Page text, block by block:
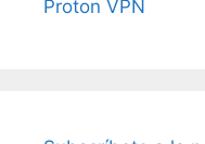
Proton VPN